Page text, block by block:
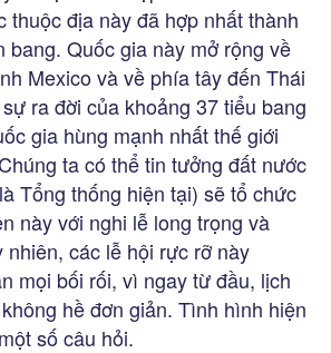
thuộc địa này đã hợp nhất thành
bang. Quốc gia này mở rộng về
Mexico và về phía tây đến Thái
ra đời của khoảng 37 tiểu bang
gia hùng mạnh nhất thế giới
ta có thể tin tưởng đất nước
Tổng thống hiện tại) sẽ tổ chức
này với nghi lễ long trọng và
nhiên, các lễ hội rực rỡ này
mọi bối rối, vì ngay từ đầu, lịch
hề đơn giản. Tình hình hiện
số câu hỏi.